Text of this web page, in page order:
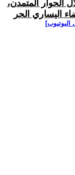
الحوار المتمدن،
اليساري الحر